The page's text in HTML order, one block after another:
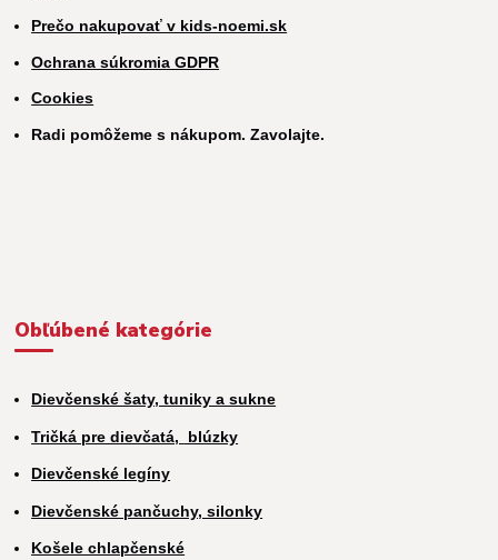
Prečo nakupovať v kids-noemi.sk
Ochrana súkromia GDPR
Cookies
Radi pomôžeme s nákupom. Zavolajte.
Obľúbené kategórie
Dievčenské šaty, tuniky a sukne
Tričká pre dievčatá, blúzky
Dievčenské legíny
Dievčenské pančuchy, silonky
Košele chlapčenské